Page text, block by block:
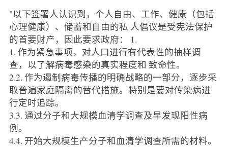
"以下签署人认识到，个人自由、工作、健康（包括
心理健康）、储蓄和自由的私 人倡议是受宪法保护
的首要财产，因此要求政府： 1.
1. 作为紧急事项，对人口进行有代表性的抽样调
查，以了解病毒感染的真实程度和 致命性。
2.2. 作为遏制病毒传播的明确战略的一部分，逐步采
取普遍家庭隔离的替代措施。特别是要对传染病进
行定时追踪。
3.3. 通过分子和大规模血清学调查及早发现阳性病
例。
4.4. 开始大规模生产分子和血清学调查所需的材料。